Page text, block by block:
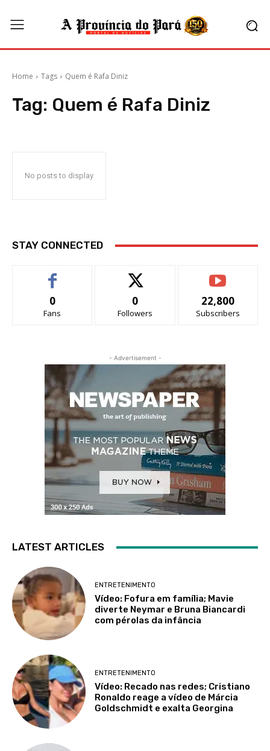
Home Tags Quem é Rafa Diniz
Tag: Quem é Rafa Diniz
No posts to display
STAY CONNECTED
0
Fans
0
Followers
22,800
Subscribers
- Advertisement -
LATEST ARTICLES
ENTRETENIMENTO
Vídeo: Fofura em família; Mavie
diverte Neymar e Bruna Biancardi
com pérolas da infância
ENTRETENIMENTO
Vídeo: Recado nas redes; Cristiano
Ronaldo reage a vídeo de Márcia
Goldschmidt e exalta Georgina